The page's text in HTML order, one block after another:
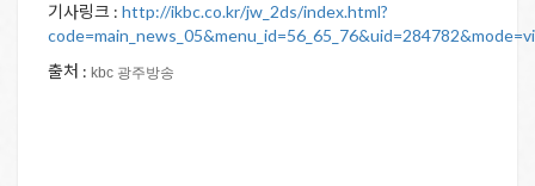
기사링크 : http://ikbc.co.kr/jw_2ds/index.html?
출처 : kbc 광주방송